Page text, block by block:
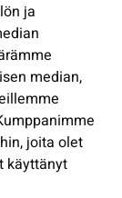
ja
median,
joita olet
käyttänyt